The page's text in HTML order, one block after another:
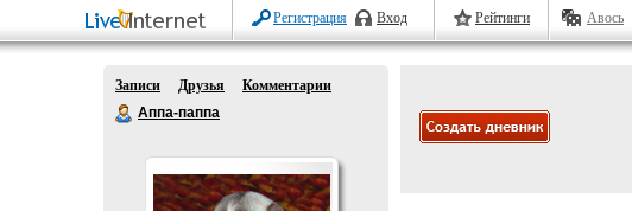
Регистрация Вход Рейтинги Авось
Записи Друзья
Комментарии
Аппа-паппа